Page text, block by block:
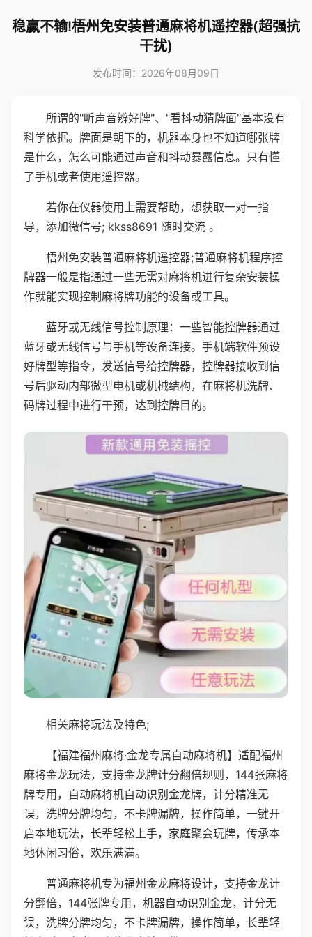
稳赢不输!梧州免安装普通麻将机遥控器(超强抗
干扰)
发布时间：2026年08月09日
所谓的"听声音辨好牌"、"看抖动猜牌面"基本没有
科学依据。牌面是朝下的，机器本身也不知道哪张牌
是什么，怎么可能通过声音和抖动暴露信息。只有懂
了手机或者使用遥控器。
若你在仪器使用上需要帮助，想获取一对一指
导，添加微信号; kkss8691 随时交流 。
梧州免安装普通麻将机遥控器;普通麻将机程序控
牌器一般是指通过一些无需对麻将机进行复杂安装操
作就能实现控制麻将牌功能的设备或工具。
蓝牙或无线信号控制原理：一些智能控牌器通过
蓝牙或无线信号与手机等设备连接。手机端软件预设
好牌型等指令，发送信号给控牌器，控牌器接收到信
号后驱动内部微型电机或机械结构，在麻将机洗牌、
码牌过程中进行干预，达到控牌目的。
相关麻将玩法及特色;
【福建福州麻将·金龙专属自动麻将机】适配福州
麻将金龙玩法，支持金龙牌计分翻倍规则，144张麻将
牌专用，自动麻将机自动识别金龙牌，计分精准无
误，洗牌分牌均匀，不卡牌漏牌，操作简单，一键开
启本地玩法，长辈轻松上手，家庭聚会玩牌，传承本
地休闲习俗，欢乐满满。
普通麻将机专为福州金龙麻将设计，支持金龙计
分翻倍，144张牌专用，机器自动识别金龙，计分无
误，洗牌分牌均匀，不卡牌漏牌，操作简单，长辈轻